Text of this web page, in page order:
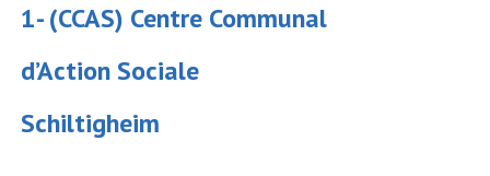
1- (CCAS) Centre Communal
d’Action Sociale
Schiltigheim